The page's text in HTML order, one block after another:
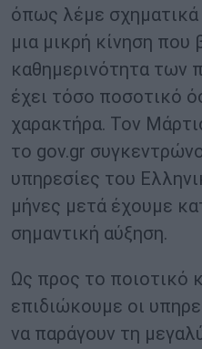
όπως λέμε
μια μικρή κίνηση που
καθημερινότητα των
έχει τόσο ποσοτικό
χαρακτήρα. Τον
το gov.gr
υπηρεσίες του
μήνες μετά έχουμε
σημαντική αύξηση.
Ως προς το ποιοτικό
επιδιώκουμε οι
να παράγουν τη